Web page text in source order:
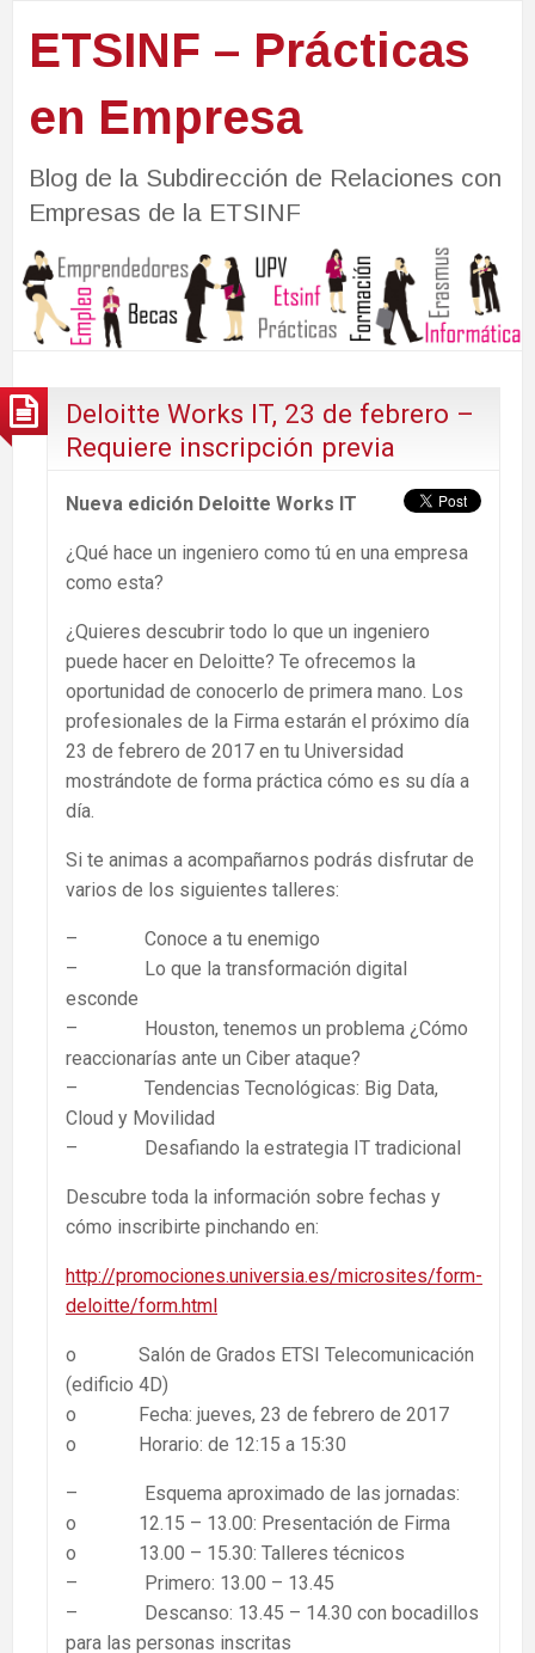
ETSINF – Prácticas
en Empresa
Blog de la Subdirección de Relaciones con
Empresas de la ETSINF
Deloitte Works IT, 23 de febrero –
Requiere inscripción previa
Nueva edición Deloitte Works IT
¿Qué hace un ingeniero como tú en una empresa
como esta?
¿Quieres descubrir todo lo que un ingeniero
puede hacer en Deloitte? Te ofrecemos la
oportunidad de conocerlo de primera mano. Los
profesionales de la Firma estarán el próximo día
23 de febrero de 2017 en tu Universidad
mostrándote de forma práctica cómo es su día a
día.
Si te animas a acompañarnos podrás disfrutar de
varios de los siguientes talleres:
– Conoce a tu enemigo
– Lo que la transformación digital
esconde
– Houston, tenemos un problema ¿Cómo
reaccionarías ante un Ciber ataque?
– Tendencias Tecnológicas: Big Data,
Cloud y Movilidad
– Desafiando la estrategia IT tradicional
Descubre toda la información sobre fechas y
cómo inscribirte pinchando en:
http://promociones.universia.es/microsites/form-
deloitte/form.html
o Salón de Grados ETSI Telecomunicación
(edificio 4D)
o Fecha: jueves, 23 de febrero de 2017
o Horario: de 12:15 a 15:30
– Esquema aproximado de las jornadas:
o 12.15 – 13.00: Presentación de Firma
o 13.00 – 15.30: Talleres técnicos
– Primero: 13.00 – 13.45
– Descanso: 13.45 – 14.30 con bocadillos
para las personas inscritas